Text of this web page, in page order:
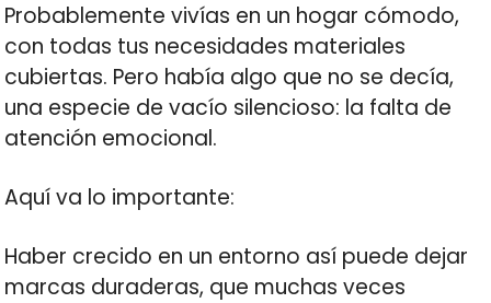
Probablemente vivías en un hogar cómodo,
con todas tus necesidades materiales
cubiertas. Pero había algo que no se decía,
una especie de vacío silencioso: la falta de
atención emocional.
Aquí va lo importante:
Haber crecido en un entorno así puede dejar
marcas duraderas, que muchas veces